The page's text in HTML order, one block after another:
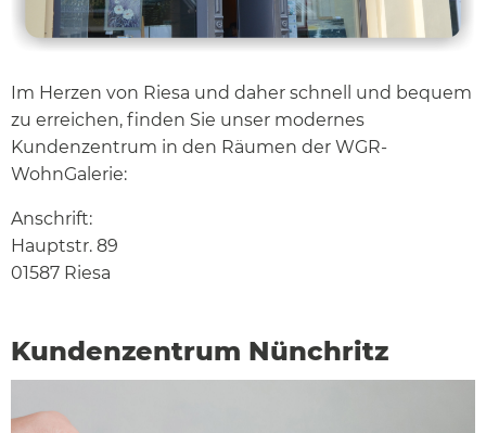
Im Herzen von Riesa und daher schnell und bequem
zu erreichen, finden Sie unser modernes
Kundenzentrum in den Räumen der WGR-
WohnGalerie:
Anschrift:
Hauptstr. 89
01587 Riesa
Kundenzentrum Nünchritz